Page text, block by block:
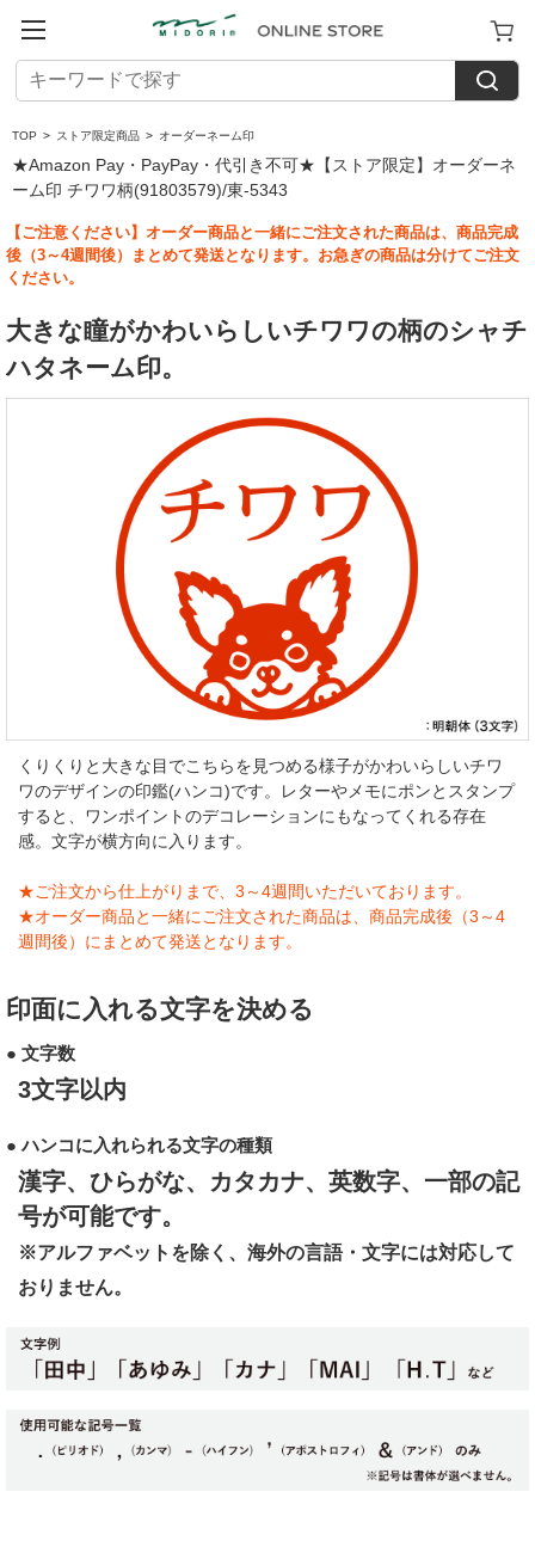
TOP > ストア限定商品 > オーダーネーム印
★Amazon Pay・PayPay・代引き不可★【ストア限定】オーダーネ
ーム印 チワワ柄(91803579)/東-5343
【ご注意ください】オーダー商品と一緒にご注文された商品は、商品完成
後（3～4週間後）まとめて発送となります。お急ぎの商品は分けてご注文
ください。
大きな瞳がかわいらしいチワワの柄のシャチ
ハタネーム印。
くりくりと大きな目でこちらを見つめる様子がかわいらしいチワ
ワのデザインの印鑑(ハンコ)です。レターやメモにポンとスタンプ
すると、ワンポイントのデコレーションにもなってくれる存在
感。文字が横方向に入ります。
★ご注文から仕上がりまで、3～4週間いただいております。
★オーダー商品と一緒にご注文された商品は、商品完成後（3～4
週間後）にまとめて発送となります。
印面に入れる文字を決める
● 文字数
3文字以内
● ハンコに入れられる文字の種類
漢字、ひらがな、カタカナ、英数字、一部の記
号が可能です。
※アルファベットを除く、海外の言語・文字には対応して
おりません。